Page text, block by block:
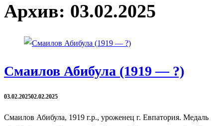
Архив: 03.02.2025
Смаилов Абибула (1919 — ?)
03.02.202502.02.2025
Смаилов Абибула, 1919 г.р., уроженец г. Евпатория. Медаль